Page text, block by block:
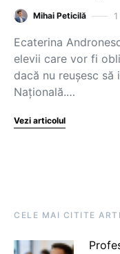
Mihai Peticilă
Ecaterina
elevii care vor fi
dacă nu reușesc să
Națională.…
Vezi articolul
CELE MAI CITITE